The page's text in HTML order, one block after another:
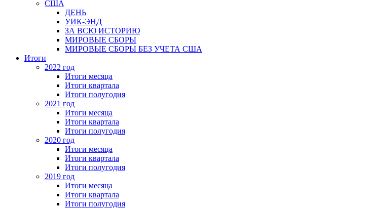
США
ДЕНЬ
УИК-ЭНД
ЗА ВСЮ ИСТОРИЮ
МИРОВЫЕ СБОРЫ
МИРОВЫЕ СБОРЫ БЕЗ УЧЕТА США
Итоги
2022 год
Итоги месяца
Итоги квартала
Итоги полугодия
2021 год
Итоги месяца
Итоги квартала
Итоги полугодия
2020 год
Итоги месяца
Итоги квартала
Итоги полугодия
2019 год
Итоги месяца
Итоги квартала
Итоги полугодия